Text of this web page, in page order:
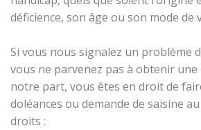
déficience, son âge ou son mode de
Si vous nous signalez un problème
vous ne parvenez pas à obtenir
notre part, vous êtes en droit de
doléances ou demande de saisine
droits :